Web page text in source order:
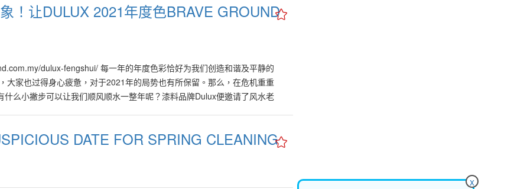
外，属水的汽车行业也有不错的发展。 其它属金行业如金融、银行、保
月，挑战月份为1、6、8、12月。而在2021年，属土行业相对会面对挑
等属土领域比较积极，更出现去芜存菁，新陈代谢的现象，有关当局也将
领域合作新机会 许鸿方根据2021年的风水与市场趋势，为企业家提出注
涌现无数跨领域合作的新机会。企业家不妨准备个人与公司的转型，甚至
新世界秩序（New World Order）已成形，它不再是雏形而已，在这百年一
更美好之风水九运。 在2021年，消费者在各种产品的选购上，拥有许多新
备革新、个性化、智能化的新功能，协助提升消费者的生活素质，才能赢
牛年是放胆改革及结合创新商业的最好时机。他坦言，全球市场发展的步
重新洗牌、巩固及开始转换的阶段。他说，全球快速地进入大洗牌的“新世
posts/449439983133897 生肖羊 Facebook Link:
posts/421629015748648 生肖猴 Facebook Link:
posts/160805108935619 生肖鷄 Facebook Link:
posts/168813601530267 生肖狗 Facebook Link:
posts/122416153075927 生肖猪 Facebook Link:
posts/1053252141867896 生肖鼠 Facebook Link:
posts/230951438514678
！让DULUX 2021年度色BRAVE GROUND
dulux-fengshui/ 每一年的年度色彩恰好为我们创造和谐及平静的
大家也过得身心疲惫，对于2021年的局势也有所保留。那么，在危机重重
什么小撇步可以让我们顺风顺水一整年呢？漆料品牌Dulux便邀请了风水老
色调，得以抚慰心灵。让大家以平静的心及满满的勇气，重拾生活的步调。
，带出一丝丝的活泼气息。 Timeless Colors 以大地棕色把整体空间打造成
DATE FOR SPRING CLEANING
x